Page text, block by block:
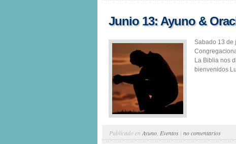
Junio 13: Ayuno &
Sabado 13 de
La Biblia nos
bienvenidos
Publicado en Ayuno Eventos | no comentarios